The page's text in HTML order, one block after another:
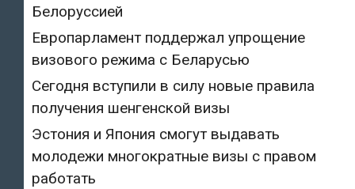
Белоруссией
Европарламент поддержал упрощение
визового режима с Беларусью
Сегодня вступили в силу новые правила
получения шенгенской визы
Эстония и Япония смогут выдавать
молодежи многократные визы с правом
работать